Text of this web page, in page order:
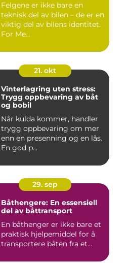
Felgene er ikke bare en
teknisk del av bilen – de er en
viktig del av bilens identitet.
For Me...
21. okt
Vinterlagring uten stress:
Trygg oppbevaring av båt
og bobil
Når kulda kommer, handler
trygg oppbevaring om mer
enn en presenning og en lås.
En god p...
29. sep
Båthengere: En essensiell
del av båttransport
En båthenger er ikke bare et
praktisk hjelpemiddel for å
transportere båten fra et...